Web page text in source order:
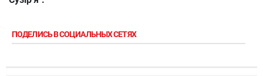
ПОДЕЛИСЬ В СОЦИАЛЬНЫХ СЕТЯХ